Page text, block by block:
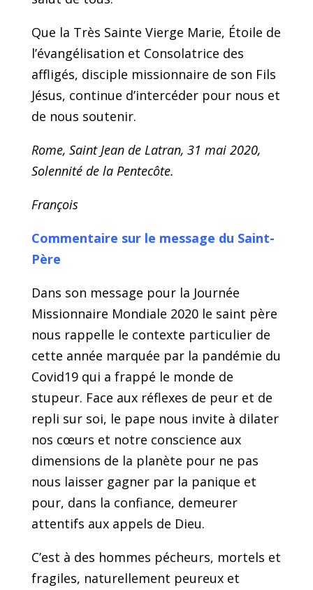
Que la Très Sainte Vierge Marie, Étoile de
l’évangélisation et Consolatrice des
affligés, disciple missionnaire de son Fils
Jésus, continue d’intercéder pour nous et
de nous soutenir.
Rome, Saint Jean de Latran, 31 mai 2020,
Solennité de la Pentecôte.
François
Commentaire sur le message du Saint-
Père
Dans son message pour la Journée
Missionnaire Mondiale 2020 le saint père
nous rappelle le contexte particulier de
cette année marquée par la pandémie du
Covid19 qui a frappé le monde de
stupeur. Face aux réflexes de peur et de
repli sur soi, le pape nous invite à dilater
nos cœurs et notre conscience aux
dimensions de la planète pour ne pas
nous laisser gagner par la panique et
pour, dans la confiance, demeurer
attentifs aux appels de Dieu.
C’est à des hommes pécheurs, mortels et
fragiles, naturellement peureux et